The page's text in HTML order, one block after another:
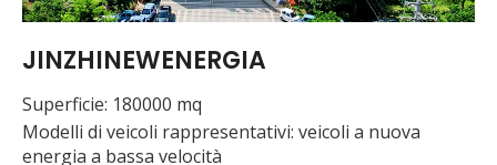
JINZHINEWENERGIA
Superficie: 180000 mq
Modelli di veicoli rappresentativi: veicoli a nuova
energia a bassa velocità